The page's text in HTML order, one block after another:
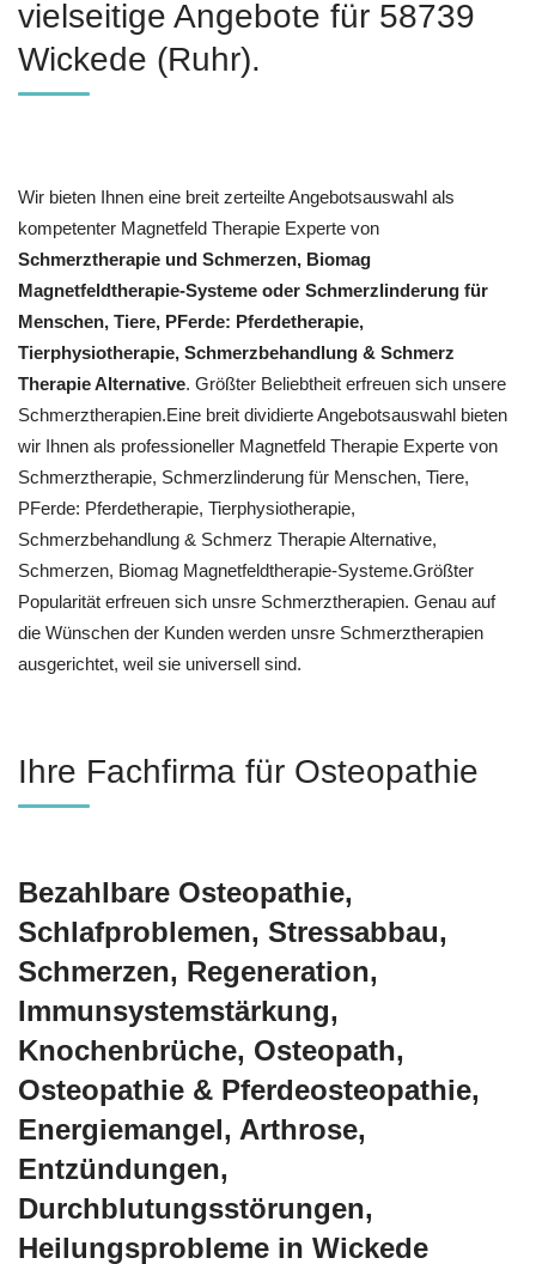
vielseitige Angebote für 58739
Wickede (Ruhr).
Wir bieten Ihnen eine breit zerteilte Angebotsauswahl als
kompetenter Magnetfeld Therapie Experte von
Schmerztherapie und Schmerzen, Biomag
Magnetfeldtherapie-Systeme oder Schmerzlinderung für
Menschen, Tiere, PFerde: Pferdetherapie,
Tierphysiotherapie, Schmerzbehandlung & Schmerz
Therapie Alternative. Größter Beliebtheit erfreuen sich unsere
Schmerztherapien.Eine breit dividierte Angebotsauswahl bieten
wir Ihnen als professioneller Magnetfeld Therapie Experte von
Schmerztherapie, Schmerzlinderung für Menschen, Tiere,
PFerde: Pferdetherapie, Tierphysiotherapie,
Schmerzbehandlung & Schmerz Therapie Alternative,
Schmerzen, Biomag Magnetfeldtherapie-Systeme.Größter
Popularität erfreuen sich unsre Schmerztherapien. Genau auf
die Wünschen der Kunden werden unsre Schmerztherapien
ausgerichtet, weil sie universell sind.
Ihre Fachfirma für Osteopathie
Bezahlbare Osteopathie,
Schlafproblemen, Stressabbau,
Schmerzen, Regeneration,
Immunsystemstärkung,
Knochenbrüche, Osteopath,
Osteopathie & Pferdeosteopathie,
Energiemangel, Arthrose,
Entzündungen,
Durchblutungsstörungen,
Heilungsprobleme in Wickede